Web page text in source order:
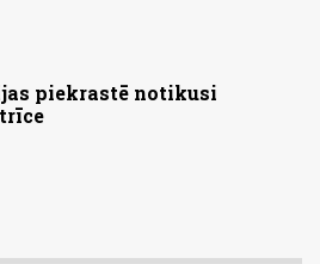
piekrastē notikusi